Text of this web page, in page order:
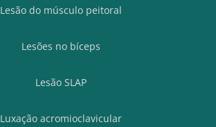
Lesão do músculo peitoral
Lesões no bíceps
Lesão SLAP
Luxação acromioclavicular